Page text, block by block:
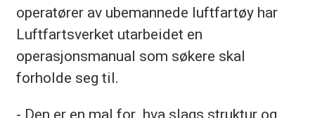
operatører av ubemannede luftfartøy har
Luftfartsverket utarbeidet en
operasjonsmanual som søkere skal
forholde seg til.
- Den er en mal for hva slags struktur og